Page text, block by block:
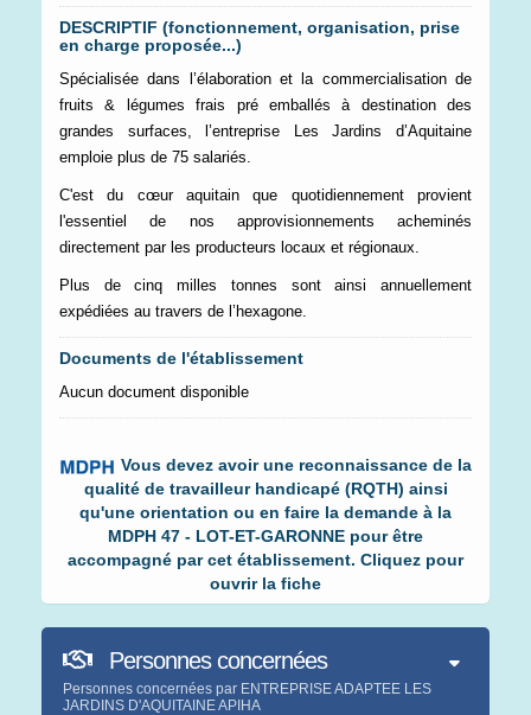
DESCRIPTIF (fonctionnement, organisation, prise
en charge proposée...)
Spécialisée dans l’élaboration et la commercialisation de
fruits & légumes frais pré emballés à destination des
grandes surfaces, l’entreprise Les Jardins d’Aquitaine
emploie plus de 75 salariés.
C'est du cœur aquitain que quotidiennement provient
l'essentiel de nos approvisionnements acheminés
directement par les producteurs locaux et régionaux.
Plus de cinq milles tonnes sont ainsi annuellement
expédiées au travers de l’hexagone.
Documents de l'établissement
Aucun document disponible
Vous devez avoir une reconnaissance de la
qualité de travailleur handicapé (RQTH) ainsi
qu'une orientation ou en faire la demande à la
MDPH 47 - LOT-ET-GARONNE pour être
accompagné par cet établissement. Cliquez pour
ouvrir la fiche
Personnes concernées
Personnes concernées par ENTREPRISE ADAPTEE LES
JARDINS D'AQUITAINE APIHA